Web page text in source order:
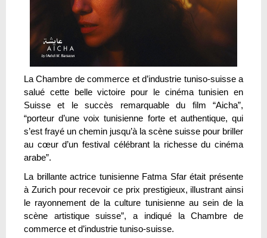
La Chambre de commerce et d’industrie tuniso-suisse a
salué cette belle victoire pour le cinéma tunisien en
Suisse et le succès remarquable du film “Aicha”,
“porteur d’une voix tunisienne forte et authentique, qui
s’est frayé un chemin jusqu’à la scène suisse pour briller
au cœur d’un festival célébrant la richesse du cinéma
arabe”.
La brillante actrice tunisienne Fatma Sfar était présente
à Zurich pour recevoir ce prix prestigieux, illustrant ainsi
le rayonnement de la culture tunisienne au sein de la
scène artistique suisse”, a indiqué la Chambre de
commerce et d’industrie tuniso-suisse.